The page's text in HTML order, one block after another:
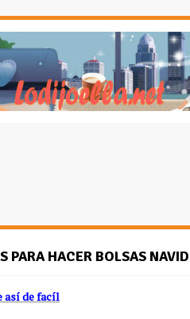
PARA HACER BOLSAS
así de facíl